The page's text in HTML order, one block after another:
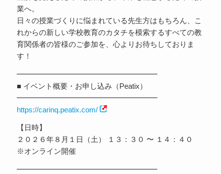
業へ。
日々の授業づくりに悩まれている先生方はもちろん、こ
れからの新しい学校教育のカタチを模索するすべての教
育関係者の皆様のご参加を、心よりお待ちしておりま
す！
━━━━━━━━━━━━━━━━━━━
■ イベント概要・お申し込み（Peatix）
━━━━━━━━━━━━━━━━━━━
https://carinq.peatix.com/
【日時】
２０２６年８月１日（土） １３：３０ 〜 １４：４０
※オンライン開催
━━━━━━━━━━━━━━━━━━━